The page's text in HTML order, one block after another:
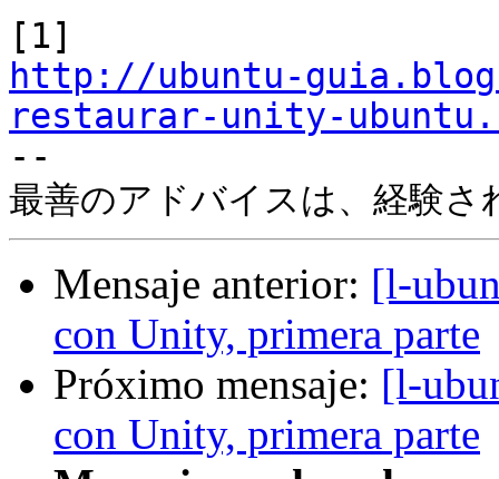
http://ubuntu-
restaurar-unity-
--
Mensaje anterior: [l-
con Unity, primera parte
Próximo mensaje: [l-
con Unity, primera parte